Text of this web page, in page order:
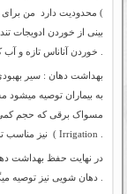
) محدودیت دارد من برای
بینی از خوردن ادویجات
به بیماران توصیه میشود
مسواک برقی که حجم کمی
Irrigation
در نهایت حفظ بهداشت
دهان شویی نیز توصیه میگردد .